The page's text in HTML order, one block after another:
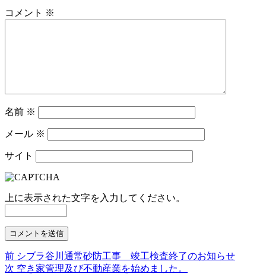
コメント ※
名前 ※
メール ※
サイト
上に表示された文字を入力してください。
投
前 前
の
シブラ谷川通常砂防工事 竣工検査終了のお知らせ
次 次
空き家管理及び不動産業を始めました。